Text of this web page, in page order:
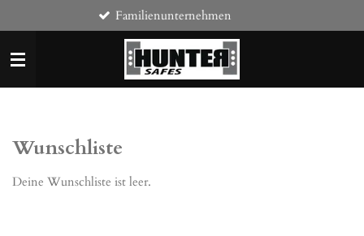
Hauptinhalt
springen
Familienunternehmen
Wunschliste
Deine Wunschliste ist leer.